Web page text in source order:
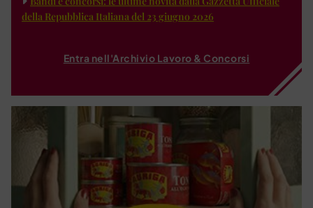
della Repubblica Italiana del 23 giugno 2026
Entra nell'Archivio Lavoro & Concorsi